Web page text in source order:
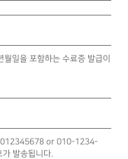
일을 포함하는 수료증 발급이
or 010-1234-
발송됩니다.